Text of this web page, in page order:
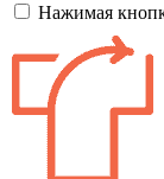
Нажимая